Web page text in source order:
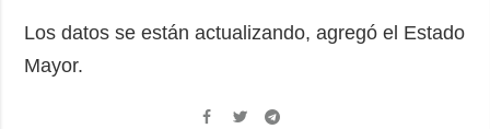
Los datos se están actualizando, agregó el Estado
Mayor.